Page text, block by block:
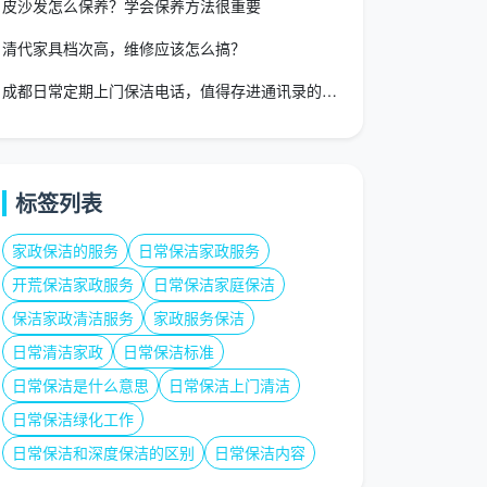
皮沙发怎么保养？学会保养方法很重要
清代家具档次高，维修应该怎么搞？
成都日常定期上门保洁电话，值得存进通讯录的不是号码，而是这三
标签列表
家政保洁的服务
日常保洁家政服务
开荒保洁家政服务
日常保洁家庭保洁
保洁家政清洁服务
家政服务保洁
日常清洁家政
日常保洁标准
日常保洁是什么意思
日常保洁上门清洁
日常保洁绿化工作
日常保洁和深度保洁的区别
日常保洁内容